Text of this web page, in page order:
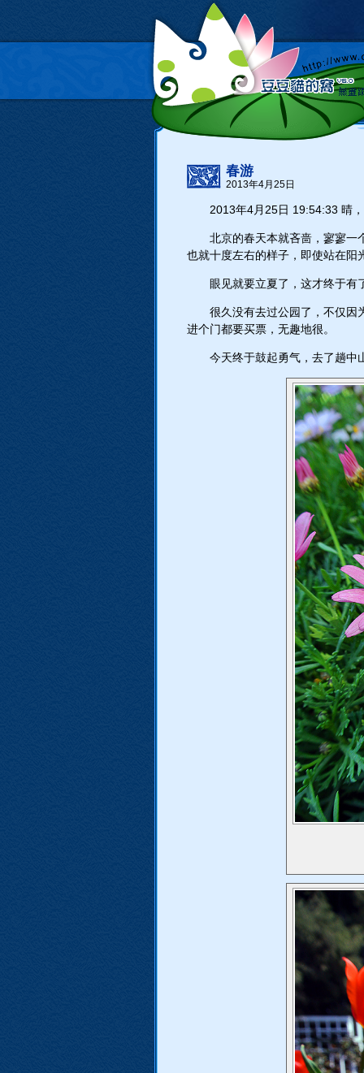
春游
2013年4月25日
2013年4月25日 19:54:33 晴
北京的春天本就吝啬，寥寥一
也就十度左右的样子，即使站在阳
眼见就要立夏了，这才终于有
很久没有去过公园了，不仅因
进个门都要买票，无趣地很。
今天终于鼓起勇气，去了趟中